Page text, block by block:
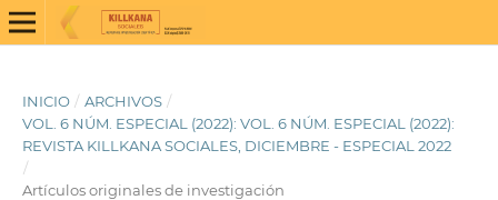
INICIO / ARCHIVOS /
VOL. 6 NÚM. ESPECIAL (2022): VOL. 6 NÚM. ESPECIAL (2022):
REVISTA KILLKANA SOCIALES, DICIEMBRE - ESPECIAL 2022
/
Artículos originales de investigación